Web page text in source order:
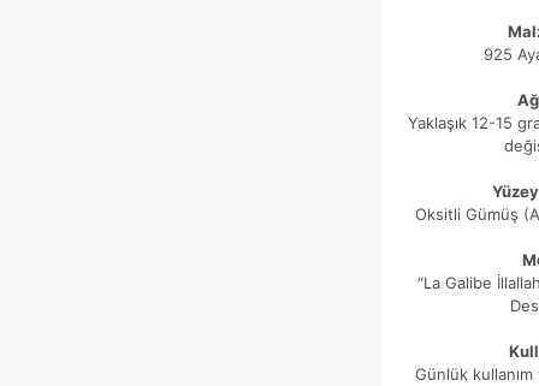
925
Yaklaşık 12-15
Oksitli Gümüş
“La Galibe
Günlük